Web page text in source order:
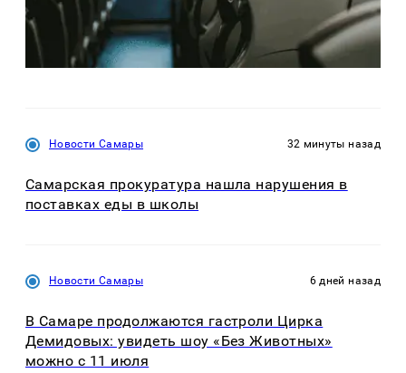
Новости Самары 32 минуты назад
Самарская прокуратура нашла нарушения в
поставках еды в школы
Новости Самары 6 дней назад
В Самаре продолжаются гастроли Цирка
Демидовых: увидеть шоу «Без Животных»
можно с 11 июля